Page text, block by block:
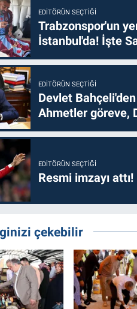
EDITÖRÜN SEÇTIĞI
Trabzonspor'un
İstanbul'da! İşte
EDITÖRÜN SEÇTIĞI
Devlet
Ahmetler göreve,
EDITÖRÜN SEÇTIĞI
Resmi imzayı
çekebilir